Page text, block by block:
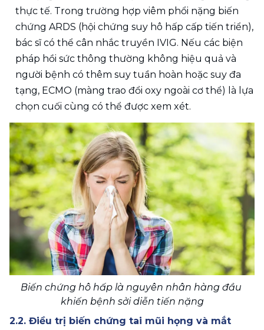
thực tế. Trong trường hợp viêm phổi nặng biến
chứng ARDS (hội chứng suy hô hấp cấp tiến triển),
bác sĩ có thể cân nhắc truyền IVIG. Nếu các biện
pháp hồi sức thông thường không hiệu quả và
người bệnh có thêm suy tuần hoàn hoặc suy đa
tạng, ECMO (màng trao đổi oxy ngoài cơ thể) là lựa
chọn cuối cùng có thể được xem xét.
Biến chứng hô hấp là nguyên nhân hàng đầu
khiến bệnh sởi diễn tiến nặng
2.2. Điều trị biến chứng tai mũi họng và mắt